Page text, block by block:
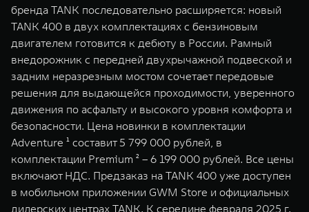
WEY 07
Расширяя границы комфорта
от 6 149 000 ₽
WEY 05
Эстетика
от 5 699
бренда TANK последовательно расширяется: новый
TANK 400 в двух комплектациях с бензиновым
двигателем готовится к дебюту в России. Рамный
внедорожник с передней двухрычажной подвеской и
задним неразрезным мостом сочетает передовые
решения для выдающейся проходимости, уверенного
движения по асфальту и высокого уровня комфорта и
безопасности. Цена новинки в комплектации
Adventure ¹ составит 5 799 000 рублей, в
комплектации Premium ² – 6 199 000 рублей. Все цены
включают НДС. Предзаказ на TANK 400 уже доступен
в мобильном приложении GWM Store и официальных
дилерских центрах TANK. К середине февраля 2025 г.